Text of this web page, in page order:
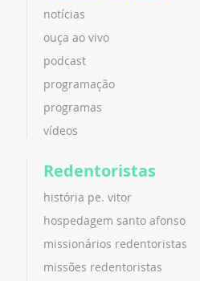
notícias
ouça ao vivo
podcast
programação
programas
vídeos
Redentoristas
história pe. vitor
hospedagem santo afonso
missionários redentoristas
missões redentoristas